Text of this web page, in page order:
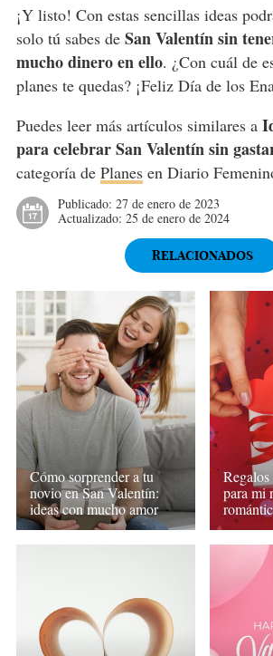
¡Y listo! Con estas sencillas ideas
solo tú sabes de San Valentínsin
mucho dinero en ello. ¿Con cuál de
planes te quedas? ¡Feliz Día de los
Puedes leer más artículos similares a
para celebrar San Valentín sin
categoría de Planesen Diario
Publicado: 27 de enero de 2023
Actualizado: 25 de enero de 2024
RELACIONADOS
Cómo sorprender a tu
novio en San Valentín:
ideas con mucho amor
para mi